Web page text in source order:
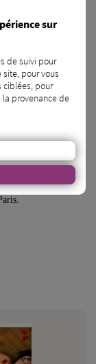
de
élégance et
Découvrez
sur
de suivi pour
pour vous
ciblées, pour
provenance de